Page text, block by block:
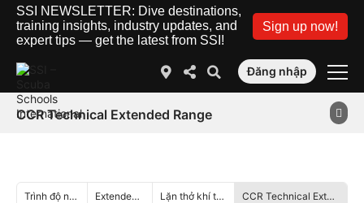
SSI NEWSLETTER: Dive destinations,
training insights, industry updates, and
expert tips — get the latest from SSI!
Sign up now!
Đăng nhập
CCR Technical Extended Range
Trình độ nâng cao Extended Range Lặn thở khí tuần hoàn CCR Technical Extended Range